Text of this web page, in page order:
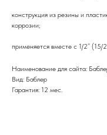
конструкция из резины и
коррозии;
применяется вместе с 1/2” (15/
Наименование для сайта:
Вид: Баблер
Гарантия: 12 мес.